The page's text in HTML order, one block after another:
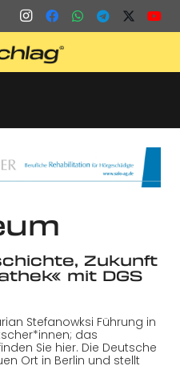
Zukunft
mit DGS
Stefanowksi Führung in
das
Sie hier. Die Deutsche
Ort in Berlin und stellt